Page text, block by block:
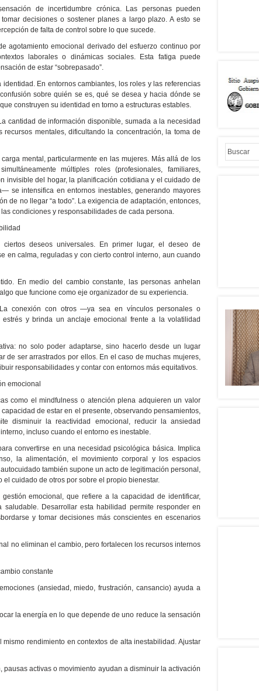
de incertidumbre crónica. Las personas pueden
decisiones o sostener planes a largo plazo. A esto se
de falta de control sobre lo que sucede.
agotamiento emocional derivado del esfuerzo continuo por
laborales o dinámicas sociales. Esta fatiga puede
de estar “sobrepasado”.
En entornos cambiantes, los roles y las referencias
sobre quién se es, qué se desea y hacia dónde se
construyen su identidad en torno a estructuras estables.
cantidad de información disponible, sumada a la necesidad
mentales, dificultando la concentración, la toma de
mental, particularmente en las mujeres. Más allá de los
múltiples roles (profesionales, familiares,
invisible del hogar, la planificación cotidiana y el cuidado de
se intensifica en entornos inestables, generando mayores
de no llegar “a todo”. La exigencia de adaptación, entonces,
condiciones y responsabilidades de cada persona.
deseos universales. En primer lugar, el deseo de
en calma, reguladas y con cierto control interno, aun cuando
En medio del cambio constante, las personas anhelan
que funcione como eje organizador de su experiencia.
conexión con otros —ya sea en vínculos personales o
y brinda un anclaje emocional frente a la volatilidad
no solo poder adaptarse, sino hacerlo desde un lugar
de ser arrastrados por ellos. En el caso de muchas mujeres,
responsabilidades y contar con entornos más equitativos.
emocional
como el mindfulness o atención plena adquieren un valor
de estar en el presente, observando pensamientos,
disminuir la reactividad emocional, reducir la ansiedad
incluso cuando el entorno es inestable.
convertirse en una necesidad psicológica básica. Implica
la alimentación, el movimiento corporal y los espacios
también supone un acto de legitimación personal,
cuidado de otros por sobre el propio bienestar.
emocional, que refiere a la capacidad de identificar,
Desarrollar esta habilidad permite responder en
y tomar decisiones más conscientes en escenarios
no eliminan el cambio, pero fortalecen los recursos internos
constante
(ansiedad, miedo, frustración, cansancio) ayuda a
la energía en lo que depende de uno reduce la sensación
rendimiento en contextos de alta inestabilidad. Ajustar
activas o movimiento ayudan a disminuir la activación